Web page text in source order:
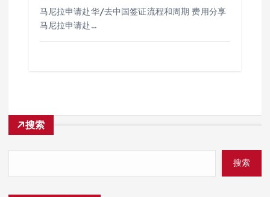
马尼拉申请赴华/去中国签证流程和周期 费用分享
马尼拉申请赴…
搜索
搜索